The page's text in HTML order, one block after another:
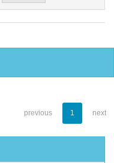
previous 1 next